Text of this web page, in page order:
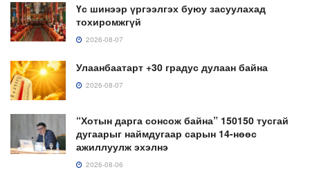
Үс шинээр үргээлгэх буюу засуулахад
тохиромжгүй
2026-08-07
Улаанбаатарт +30 градус дулаан байна
2026-08-07
“Хотын дарга сонсож байна” 150150 тусгай
дугаарыг наймдугаар сарын 14-нөөс
ажиллуулж эхэлнэ
2026-08-06